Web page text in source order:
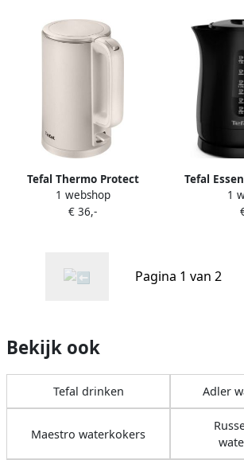
Tefal Thermo Protect
KO140B Waterkoker 1 5L
Dubbele Wand 6
1 webshop
€ 36,-
Tefal
1
Pagina 1 van 2
Bekijk ook
Tefal drinken Adler
Maestro waterkokers